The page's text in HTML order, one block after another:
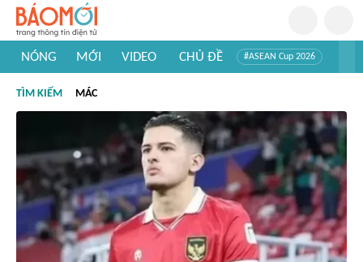
NÓNG MỚI VIDEO CHỦ ĐỀ #ASEAN Cup 2026
#Khám phá thế giới
TÌM KIẾM MÁC